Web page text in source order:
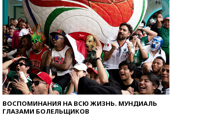
ВОСПОМИНАНИЯ НА ВСЮ ЖИЗНЬ. МУНДИАЛЬ
ГЛАЗАМИ БОЛЕЛЬЩИКОВ